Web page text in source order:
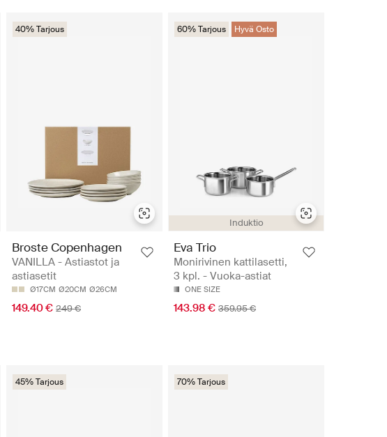
40% Tarjous
Broste Copenhagen
VANILLA - Astiastot ja
astiasetit
Ø17CM Ø20CM Ø26CM
149.40 € 249 €
Induktio
60% Tarjous Hyvä Osto
Eva Trio
Monirivinen kattilasetti,
3 kpl. - Vuoka-astiat
ONE SIZE
143.98 € 359.95 €
45% Tarjous 70% Tarjous